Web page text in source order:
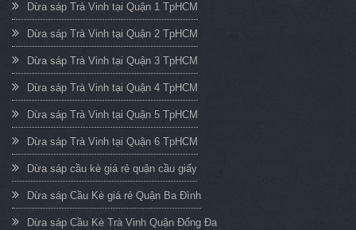
Dừa sáp Trà Vinh tại Quận 1 TpHCM
Dừa sáp Trà Vinh tại Quận 2 TpHCM
Dừa sáp Trà Vinh tại Quận 3 TpHCM
Dừa sáp Trà Vinh tại Quận 4 TpHCM
Dừa sáp Trà Vinh tại Quận 5 TpHCM
Dừa sáp Trà Vinh tại Quận 6 TpHCM
Dừa sáp cầu kè giá rẻ quận cầu giấy
Dừa sáp Cầu Kè giá rẻ Quận Ba Đình
Dừa sáp Cầu Kè Trà Vinh Quận Đống Đa